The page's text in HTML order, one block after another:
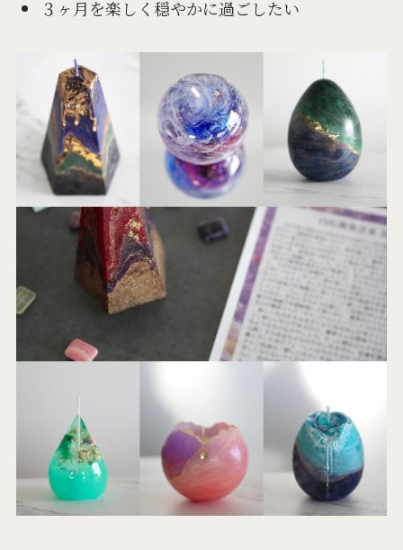
３ヶ月を楽しく穏やかに過ごしたい